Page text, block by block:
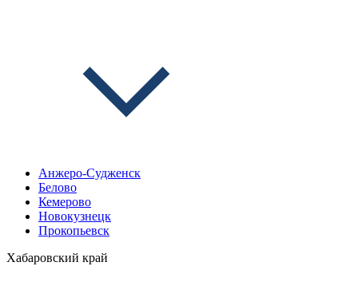
Анжеро-Судженск
Белово
Кемерово
Новокузнецк
Прокопьевск
Хабаровский край